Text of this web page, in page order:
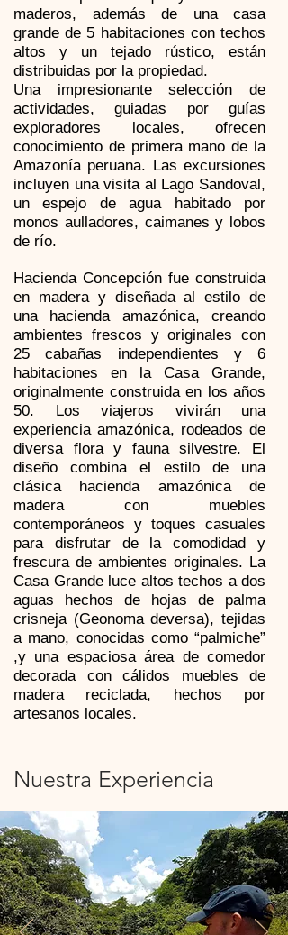
maderos, además de una casa
grande de 5 habitaciones con techos
altos y un tejado rústico, están
distribuidas por la propiedad.
Una impresionante selección de
actividades, guiadas por guías
exploradores locales, ofrecen
conocimiento de primera mano de la
Amazonía peruana. Las excursiones
incluyen una visita al Lago Sandoval,
un espejo de agua habitado por
monos aulladores, caimanes y lobos
de río.
Hacienda Concepción fue construida
en madera y diseñada al estilo de
una hacienda amazónica, creando
ambientes frescos y originales con
25 cabañas independientes y 6
habitaciones en la Casa Grande,
originalmente construida en los años
50. Los viajeros vivirán una
experiencia amazónica, rodeados de
diversa flora y fauna silvestre. El
diseño combina el estilo de una
clásica hacienda amazónica de
madera con muebles
contemporáneos y toques casuales
para disfrutar de la comodidad y
frescura de ambientes originales. La
Casa Grande luce altos techos a dos
aguas hechos de hojas de palma
crisneja (Geonoma deversa), tejidas
a mano, conocidas como “palmiche”
,y una espaciosa área de comedor
decorada con cálidos muebles de
madera reciclada, hechos por
artesanos locales.
Nuestra Experiencia